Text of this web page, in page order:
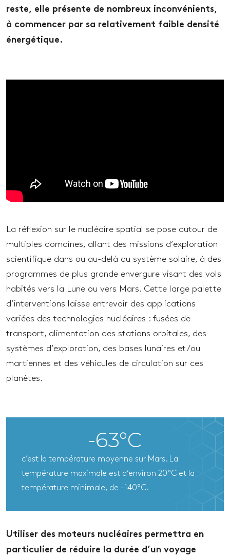
reste, elle présente de nombreux inconvénients,
à commencer par sa relativement faible densité
énergétique.
La réflexion sur le nucléaire spatial se pose autour de
multiples domaines, allant des missions d’exploration
scientifique dans ou au-delà du système solaire, à des
programmes de plus grande envergure visant des vols
habités vers la Lune ou vers Mars. Cette large palette
d’interventions laisse entrevoir des applications
variées des technologies nucléaires : fusées de
transport, alimentation des stations orbitales, des
systèmes d’exploration, des bases lunaires et/ou
martiennes et des véhicules de circulation sur ces
planètes.
-63°C
c’est la température moyenne sur Mars. La
température maximale est d’environ 20°C et la
température minimale, de -140°C.
Utiliser des moteurs nucléaires permettra en
particulier de réduire la durée d’un voyage